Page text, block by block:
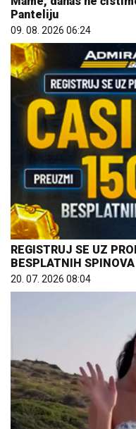
Panteliju
09. 08. 2026 06:24
REGISTRUJ SE UZ
BESPLATNIH SPINOVA
20. 07. 2026 08:04